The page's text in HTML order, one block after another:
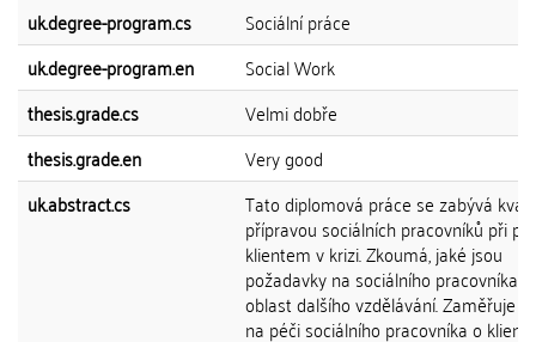
uk.degree-program.cs
Sociální práce
uk.degree-program.en
Social Work
thesis.grade.cs
Velmi dobře
thesis.grade.en
Very good
uk.abstract.cs
Tato diplomová práce se zabývá
přípravou sociálních pracovníků při
klientem v krizi. Zkoumá, jaké jsou
požadavky na sociálního pracovníka
oblast dalšího vzdělávání. Zaměřuje
na péči sociálního pracovníka o